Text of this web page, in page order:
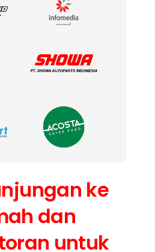
ke
dan
untuk